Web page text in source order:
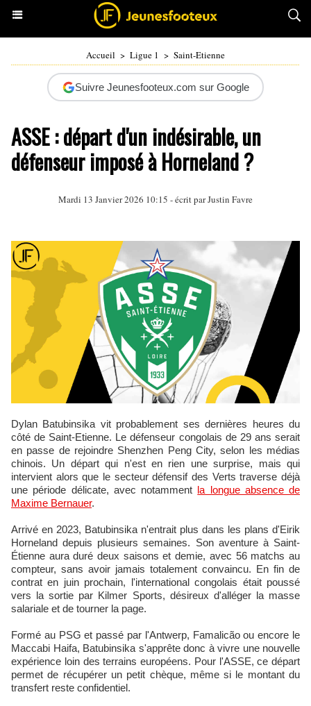
Accueil > Ligue 1 > Saint-Etienne
Suivre Jeunesfooteux.com sur Google
ASSE : départ d'un indésirable, un
défenseur imposé à Horneland ?
Mardi 13 Janvier 2026 10:15 - écrit parJustin Favre
Dylan Batubinsika vit probablement ses dernières heures du
côté de Saint-Etienne. Le défenseur congolais de 29 ans serait
en passe de rejoindre Shenzhen Peng City, selon les médias
chinois. Un départ qui n'est en rien une surprise, mais qui
intervient alors que le secteur défensif des Verts traverse déjà
une période délicate, avec notamment la longue absence de
Maxime Bernauer.
Arrivé en 2023, Batubinsika n'entrait plus dans les plans d'Eirik
Horneland depuis plusieurs semaines. Son aventure à Saint-
Étienne aura duré deux saisons et demie, avec 56 matchs au
compteur, sans avoir jamais totalement convaincu. En fin de
contrat en juin prochain, l'international congolais était poussé
vers la sortie par Kilmer Sports, désireux d'alléger la masse
salariale et de tourner la page.
Formé au PSG et passé par l'Antwerp, Famalicão ou encore le
Maccabi Haifa, Batubinsika s'apprête donc à vivre une nouvelle
expérience loin des terrains européens. Pour l'ASSE, ce départ
permet de récupérer un petit chèque, même si le montant du
transfert reste confidentiel.